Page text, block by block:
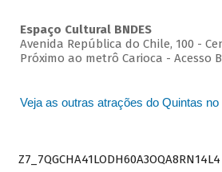
Espaço Cultural BNDES
Avenida República do Chile, 100 -
Próximo ao metrô Carioca - Acesso B
Veja as outras atrações do Quintas
Z7_7QGCHA41LODH60A3OQA8RN14L4